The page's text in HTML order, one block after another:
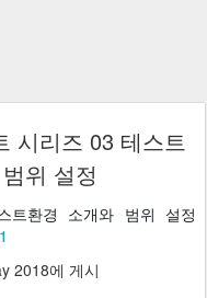
시리즈 03 테스트
위 설정
2018에 게시